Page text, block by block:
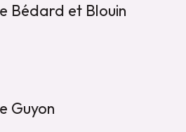
Bédard et Blouin
Guyon